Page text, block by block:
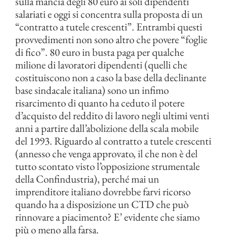
salariati e oggi si concentra sulla proposta di un
“contratto a tutele crescenti”. Entrambi questi
provvedimenti non sono altro che povere “foglie
di fico”. 80 euro in busta paga per qualche
milione di lavoratori dipendenti (quelli che
costituiscono non a caso la base della declinante
base sindacale italiana) sono un infimo
risarcimento di quanto ha ceduto il potere
d’acquisto del reddito di lavoro negli ultimi venti
anni a partire dall’abolizione della scala mobile
del 1993. Riguardo al contratto a tutele crescenti
(annesso che venga approvato, il che non è del
tutto scontato visto l’opposizione strumentale
della Confindustria), perché mai un
imprenditore italiano dovrebbe farvi ricorso
quando ha a disposizione un CTD che può
rinnovare a piacimento? E’ evidente che siamo
più o meno alla farsa.